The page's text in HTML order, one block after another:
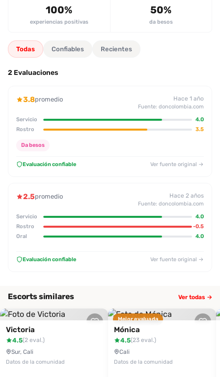
comunicada y con un físico atractivo que coincide con las
hombres de 20‑50 años en Colombia.
100%
experiencias positivas
50%
da besos
Todas Confiables Recientes
2 Evaluaciones
3.8promedio Hace 1 año
Fuente: doncolombia.com
Servicio
4.0
Rostro
3.5
Da besos
Evaluación confiable Ver fuente original →
2.5promedio Hace 2 años
Fuente: doncolombia.com
Servicio
4.0
Rostro
-0.5
Oral
4.0
Evaluación confiable Ver fuente original →
Escorts similares Ver todas →
Victoria
4.5(2 eval.)
Sur, Cali
Datos de la comunidad
Mejor evaluada
Mónica
4.5(23 eval.)
Cali
Datos de la comunidad